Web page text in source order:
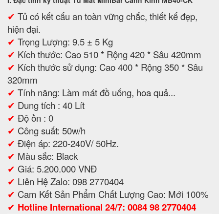
✔ Tủ có kết cấu an toàn vững chắc, thiết kế đẹp,
hiện đại.
✔ Trọng Lượng: 9.5 ± 5 Kg
✔ Kích thước: Cao 510 * Rộng 420 * Sâu 420mm
✔ Kích thước sử dụng: Cao 400 * Rộng 350 * Sâu
320mm
✔ Tính năng: Làm mát đồ uống, hoa quả...
✔ Dung tích : 40 Lít
✔ Độ ồn : 0
✔ Công suất: 50w/h
✔ Điện áp: 220-240V/ 50Hz.
✔ Màu sắc: Black
✔ Giá: 5.200.000 VNĐ
✔ Liên Hệ Zalo: 098 2770404
✔ Cam Kết Sản Phẩm Chất Lượng Cao: Mới 100%
✔ Hotline International 24/7: 0084 98 2770404